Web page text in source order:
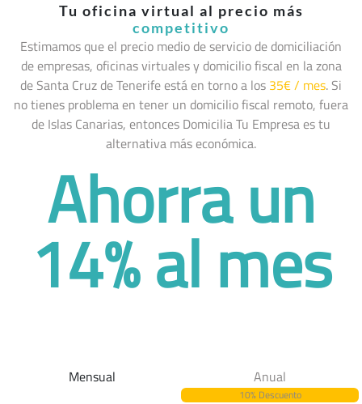
Tu oficina virtual al precio más
competitivo
Estimamos que el precio medio de servicio de domiciliación
de empresas, oficinas virtuales y domicilio fiscal en la zona
de Santa Cruz de Tenerife está en torno a los 35€ / mes. Si
no tienes problema en tener un domicilio fiscal remoto, fuera
de Islas Canarias, entonces Domicilia Tu Empresa es tu
alternativa más económica.
Ahorra un
14% al mes
Mensual Anual
10% Descuento